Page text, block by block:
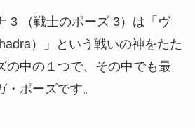
3 （戦士のポーズ 3）は「ヴ
）」という戦いの神をたた
の中の１つで、その中でも最
ポーズです。